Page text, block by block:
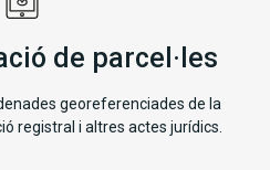
de parcel·les
georeferenciades de la
registral i altres actes jurídics.